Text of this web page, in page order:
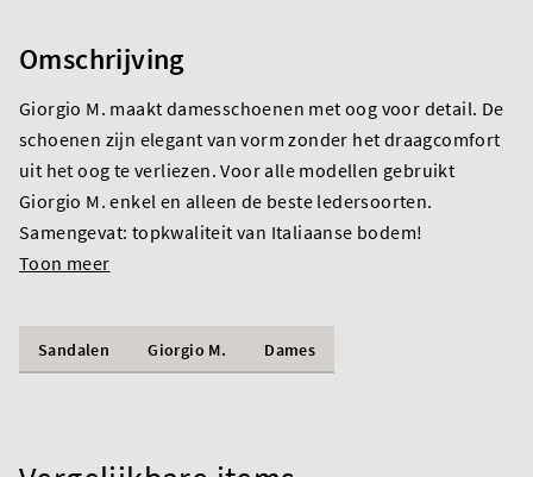
Omschrijving
Giorgio M. maakt damesschoenen met oog voor detail. De
schoenen zijn elegant van vorm zonder het draagcomfort
uit het oog te verliezen. Voor alle modellen gebruikt
Giorgio M. enkel en alleen de beste ledersoorten.
Samengevat: topkwaliteit van Italiaanse bodem!
Toon meer
Sandalen Giorgio M. Dames